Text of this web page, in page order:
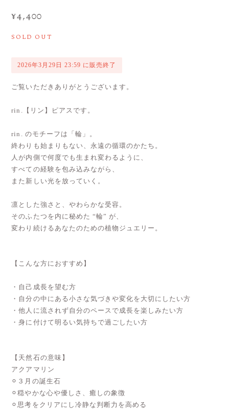
¥4,400
SOLD OUT
2026年3月29日 23:59 に販売終了
ご覧いただきありがとうございます。
rin.【リン】ピアスです。
rin. のモチーフは「輪」。
終わりも始まりもない、永遠の循環のかたち。
人が内側で何度でも生まれ変わるように、
すべての経験を包み込みながら、
また新しい光を放っていく。
凛とした強さと、やわらかな受容。
そのふたつを内に秘めた “輪” が、
変わり続けるあなたのための植物ジュエリー。
【こんな方におすすめ】
・自己成長を望む方
・自分の中にある小さな気づきや変化を大切にしたい方
・他人に流されず自分のペースで成長を楽しみたい方
・身に付けて明るい気持ちで過ごしたい方
【天然石の意味】
アクアマリン
⚪︎３月の誕生石
⚪︎穏やかな心や優しさ、癒しの象徴
⚪︎思考をクリアにし冷静な判断力を高める